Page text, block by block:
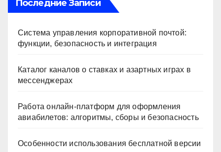
Последние Записи
Система управления корпоративной почтой:
функции, безопасность и интеграция
Каталог каналов о ставках и азартных играх в
мессенджерах
Работа онлайн‑платформ для оформления
авиабилетов: алгоритмы, сборы и безопасность
Особенности использования бесплатной версии